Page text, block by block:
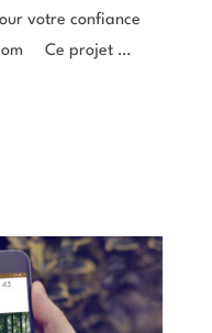
votre confiance
Ce projet …